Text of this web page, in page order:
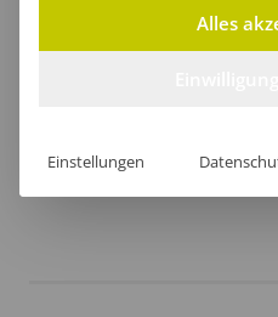
Moderner Saum
angenehmes
Alles
Einstellungen